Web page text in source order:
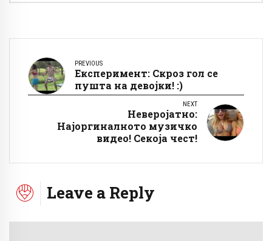
PREVIOUS
Експеримент: Скроз гол се
пушта на девојки! :)
NEXT
Неверојатно:
Најоргиналното музичко
видео! Секоја чест!
Leave a Reply